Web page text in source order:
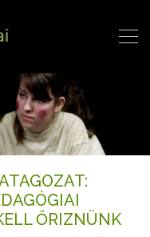
ŐRIZNÜNK